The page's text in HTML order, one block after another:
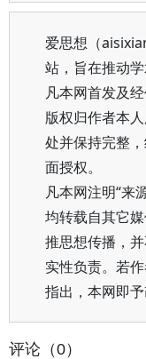
爱思想（
站，旨在推动学
凡本网首发及
版权归作者本
处并保持完整
面授权。
凡本网注明“来
均转载自其它
推思想传播，
实性负责。若
指出，本网即予
评论（0）